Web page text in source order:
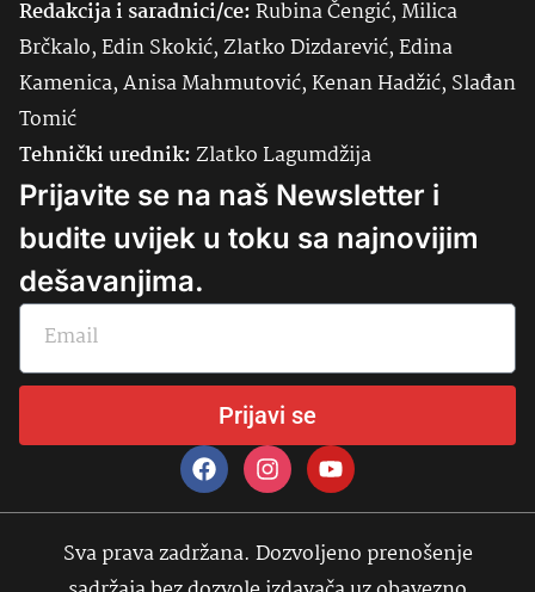
Redakcija i saradnici/ce:Rubina Čengić, Milica
Brčkalo, Edin Skokić, Zlatko Dizdarević, Edina
Kamenica, Anisa Mahmutović, Kenan Hadžić, Slađan
Tomić
Tehnički urednik:Zlatko Lagumdžija
Prijavite se na naš Newsletter i
budite uvijek u toku sa najnovijim
dešavanjima.
Prijavi se
Sva prava zadržana. Dozvoljeno prenošenje